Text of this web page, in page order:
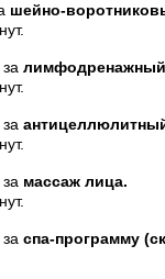
шейно-
массаж лица.
спа-программу